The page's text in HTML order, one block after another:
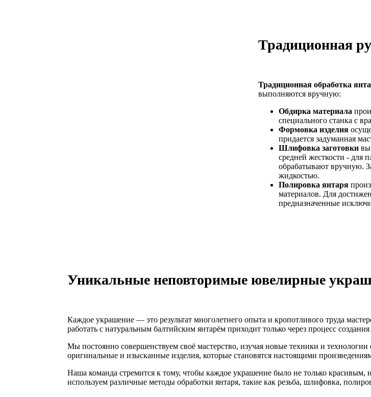
Традиционная
Традиционная обработка
выполняются вручную:
Обдирка материала
специального станка с
Формовка изделия
придается задуманная
Шлифовка заготовки
средней жесткости - для
обрабатывают вручную.
жидкостью.
Полировка янтаря
материалов. Для
предназначенные
Уникальные неповторимые ювелирные
Каждое украшение — это результат многолетнего опыта и кропотливого труда
работать с натуральным балтийским янтарём приходит только через процесс
Мы постоянно совершенствуем своё мастерство, изучая новые техники и технологии
оригинальные и изысканные изделия, которые становятся настоящими
Наша команда стремится к тому, чтобы каждое украшение было не только
используем различные методы обработки янтаря, такие как резьба, шлифовка,